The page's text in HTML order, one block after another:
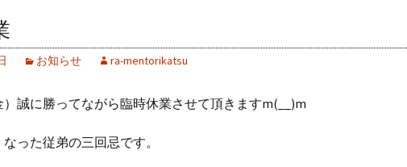
お知らせ ra-mentorikatsu
）誠に勝ってながら臨時休業させて頂きますm(__)m
った従弟の三回忌です。